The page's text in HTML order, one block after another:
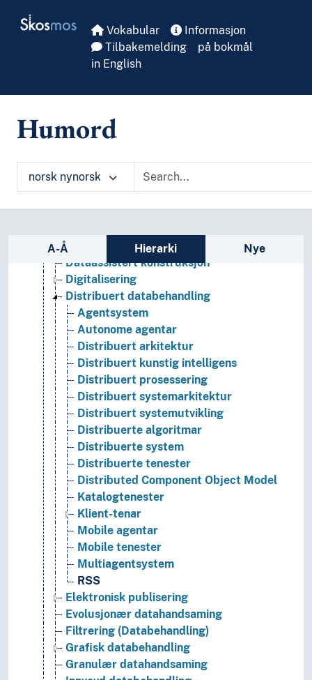
Skosmos Vokabular
Informasjon
Tilbakemelding
på bokmål
in English
Humord
norsk nynorsk
Sidefelt: navigér i vokabularet
A-Å Hierarki Nye
Informatikk og informasjonsteknologi
Informasjonsteknologi
Informatikk
Bioinformatikk
3D-modellering
Automatisk tekstforståing
Brukargrensesnitt
Brukbarheitstesting
Dataintegrasjon
Datasimulering
Datautvinning
Dataassistert konstruksjon
Digitalisering
Distribuert databehandling
Agentsystem
Autonome agentar
Distribuert arkitektur
Distribuert kunstig intelligens
Distribuert prosessering
Distribuert systemarkitektur
Distribuert systemutvikling
Distribuerte algoritmar
Distribuerte system
Distribuerte tenester
Distributed Component Object Model
Katalogtenester
Klient-tenar
Mobile agentar
Mobile tenester
Multiagentsystem
RSS
Elektronisk publisering
Evolusjonær datahandsaming
Filtrering (Databehandling)
Grafisk databehandling
Granulær datahandsaming